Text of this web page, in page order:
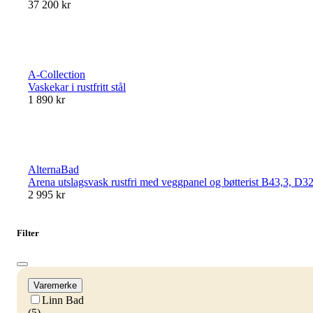
37 200 kr
A-Collection
Vaskekar i rustfritt stål
1 890 kr
AlternaBad
Arena utslagsvask rustfri med veggpanel og bøtterist B43,3,
2 995 kr
Filter
Varemerke
Linn Bad